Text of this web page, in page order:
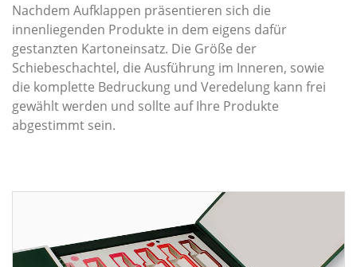
Nachdem Aufklappen präsentieren sich die
innenliegenden Produkte in dem eigens dafür
gestanzten Kartoneinsatz. Die Größe der
Schiebeschachtel, die Ausführung im Inneren, sowie
die komplette Bedruckung und Veredelung kann frei
gewählt werden und sollte auf Ihre Produkte
abgestimmt sein.